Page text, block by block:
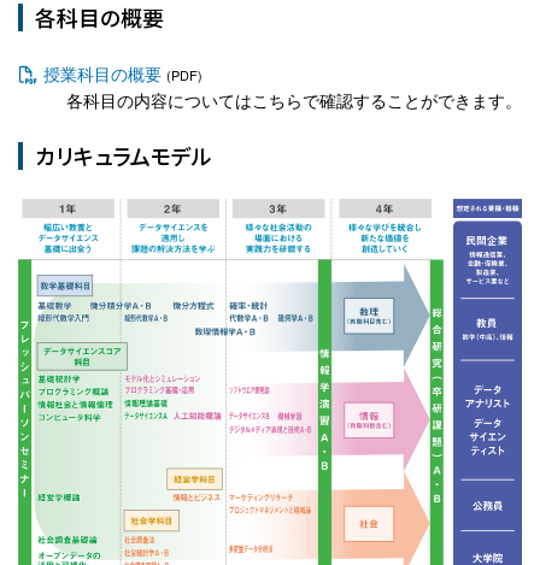
各科目の概要
授業科目の概要 (PDF)
各科目の内容についてはこちらで確認することができます。
カリキュラムモデル